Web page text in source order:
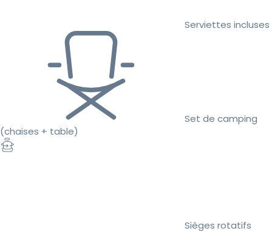
Serviettes incluses
Set de camping
(chaises + table)
Sièges rotatifs